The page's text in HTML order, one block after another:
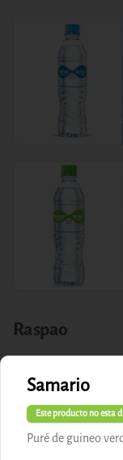
Raspao
Samario
Este producto no esta
Puré de guineo